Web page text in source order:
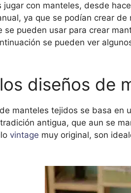
jugar con manteles, desde
ya que se podían crear
se pueden usar para crear
se pueden ver
diseños de
manteles tejidos se basa en
antigua, que aun se
vintage muy original, son